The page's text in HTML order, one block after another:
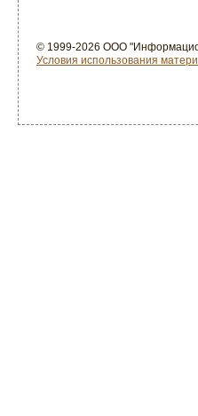
© 1999-2026 ООО
Условия использования